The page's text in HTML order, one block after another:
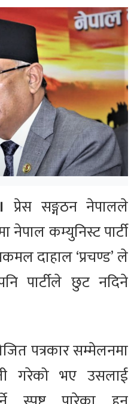
प्रेस सङ्गठन नेपालले
नेपाल कम्युनिस्ट पार्टी
दाहाल ‘प्रचण्ड’ ले
पार्टीले छुट नदिने
पत्रकार सम्मेलनमा
गरेको भए उसलाई